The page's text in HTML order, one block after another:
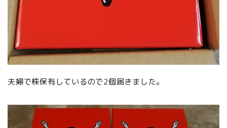
夫婦で株保有しているので2個届きました。